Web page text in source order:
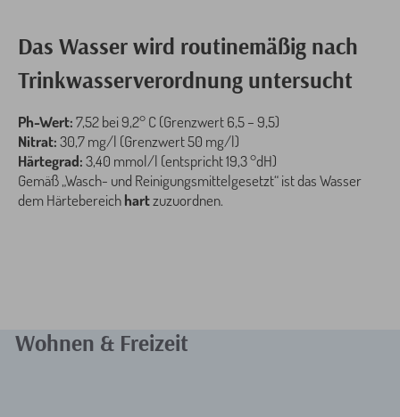
Das Wasser wird routinemäßig nach
Trinkwasserverordnung untersucht
Ph-Wert:7,52 bei 9,2° C (Grenzwert 6,5 – 9,5)
Nitrat:30,7 mg/l (Grenzwert 50 mg/l)
Härtegrad:3,40 mmol/l (entspricht 19,3 °dH)
Gemäß „Wasch- und Reinigungsmittelgesetzt“ ist das Wasser
dem Härtebereichhartzuzuordnen.
Wohnen & Freizeit